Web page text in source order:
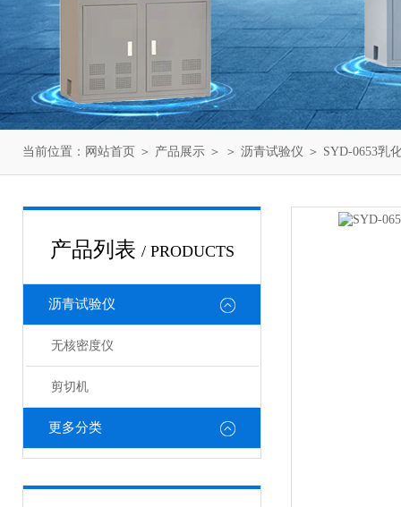
当前位置： 网站首页 ＞ 产品展示 ＞ ＞ 沥青试验仪 ＞ SYD-0653乳
产品列表 / PRODUCTS
沥青试验仪
无核密度仪
剪切机
更多分类